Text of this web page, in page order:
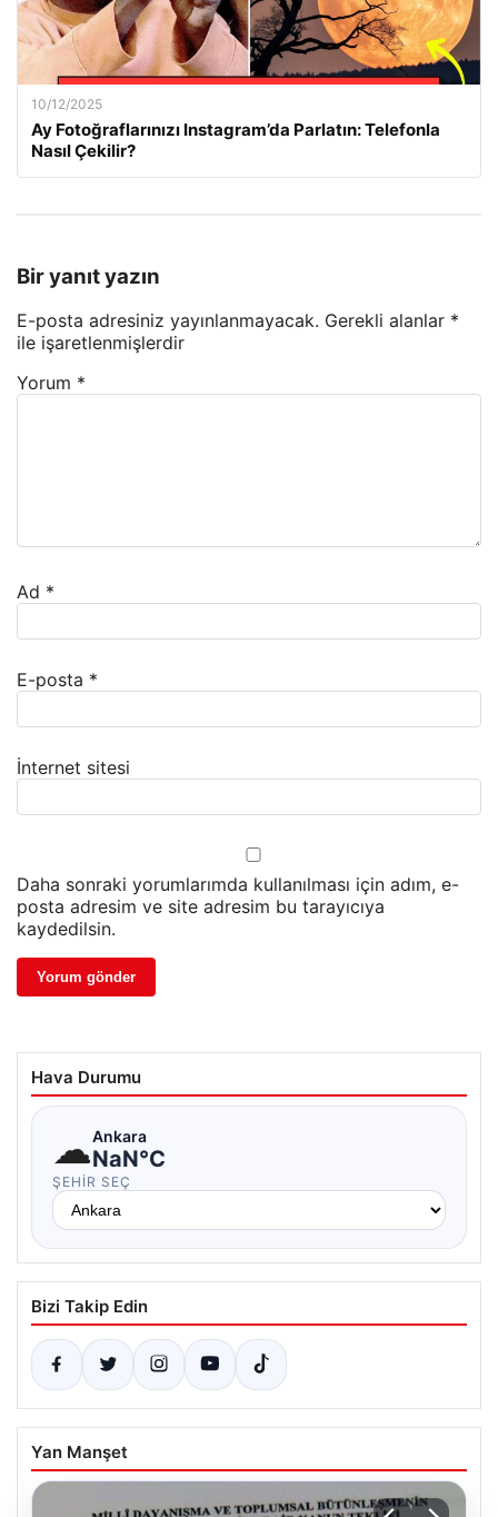
10/12/2025
Ay Fotoğraflarınızı Instagram’da Parlatın: Telefonla
Nasıl Çekilir?
Bir yanıt yazın
E-posta adresiniz yayınlanmayacak. Gerekli alanlar *
ile işaretlenmişlerdir
Yorum *
Ad *
E-posta *
İnternet sitesi
Daha sonraki yorumlarımda kullanılması için adım, e-
posta adresim ve site adresim bu tarayıcıya
kaydedilsin.
Hava Durumu
☁Ankara
NaN°C
ŞEHIR SEÇ
Bizi Takip Edin
Yan Manşet